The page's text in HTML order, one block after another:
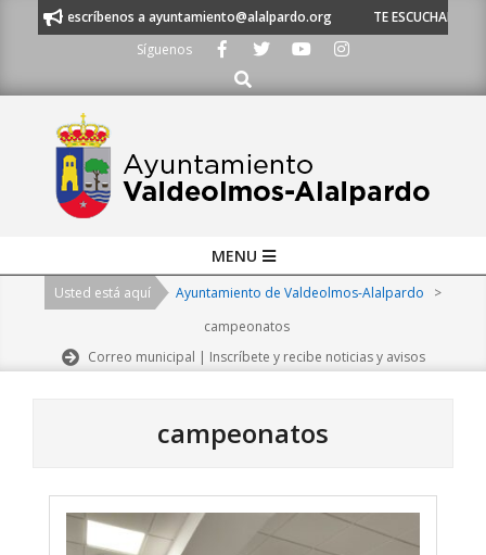
escríbenos a ayuntamiento@alalpardo.org
TE ESCUCHAMOS -
Síguenos
Buscar
Navigation
MENU
Usted está aquí Ayuntamiento de Valdeolmos-Alalpardo
>
campeonatos
Correo municipal | Inscríbete y recibe noticias y avisos
campeonatos